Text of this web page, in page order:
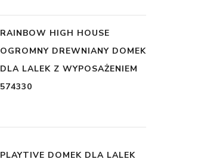
RAINBOW HIGH HOUSE
OGROMNY DREWNIANY DOMEK
DLA LALEK Z WYPOSAŻENIEM
574330
PLAYTIVE DOMEK DLA LALEK